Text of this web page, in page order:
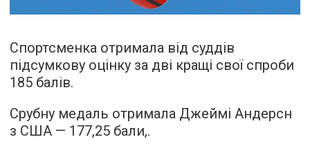
Спортсменка отримала від суддів
підсумкову оцінку за дві кращі свої спроби
185 балів.
Срубну медаль отримала Джеймі Андерсн
з США — 177,25 бали,.